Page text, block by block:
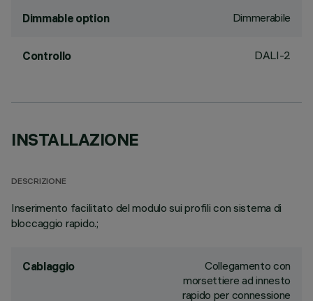
Dimmable option Dimmerabile
Controllo DALI-2
INSTALLAZIONE
DESCRIZIONE
Inserimento facilitato del modulo sui profili con sistema di
bloccaggio rapido.;
Cablaggio
Collegamento con
morsettiere ad innesto
rapido per connessione